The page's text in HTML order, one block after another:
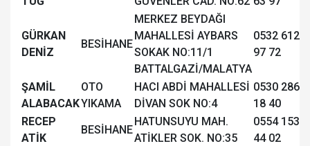
GÜRKAN
DENİZ
BESİHANE
MERKEZ BEYDAĞI
MAHALLESİ AYBARS
SOKAK NO:11/1
BATTALGAZİ/MALATYA
0532 612
97 72
ŞAMİL
ALABACAK
OTO
YIKAMA
HACI ABDİ MAHALLESİ
DİVAN SOK NO:4
0530 286
18 40
RECEP
ATİK
BESİHANE
HATUNSUYU MAH.
ATİKLER SOK. NO:35
0554 153
44 02